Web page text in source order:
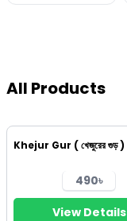
All Products
Khejur Gur ( খেজুরের গুড় )
490৳
View Details